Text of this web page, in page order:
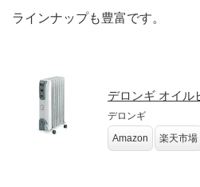
ラインナップも豊富です。
デロンギ オイル
デロンギ
Amazon
楽天市場